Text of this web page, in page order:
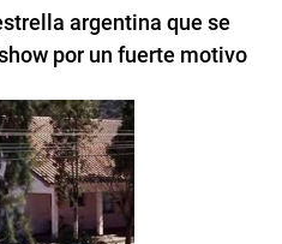
argentina que se
por un fuerte motivo